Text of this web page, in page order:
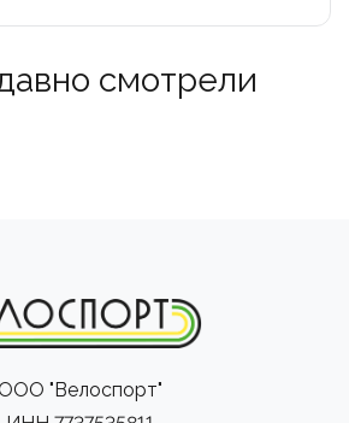
смотрели
ООО "Велоспорт"